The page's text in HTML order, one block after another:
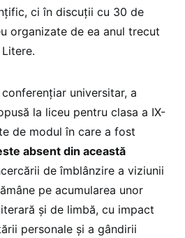
ci în discuții cu 30 de
organizate de ea anul trecut
universitar, a
la liceu pentru clasa a IX-
de modul în care a fost
absent din această
de îmblânzire a viziunii
pe acumularea unor
și de limbă, cu impact
personale și a gândirii